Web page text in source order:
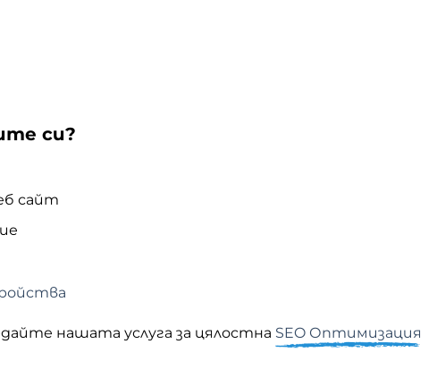
си?
сайт
нашата услуга за цялостна SEO Оптимизация